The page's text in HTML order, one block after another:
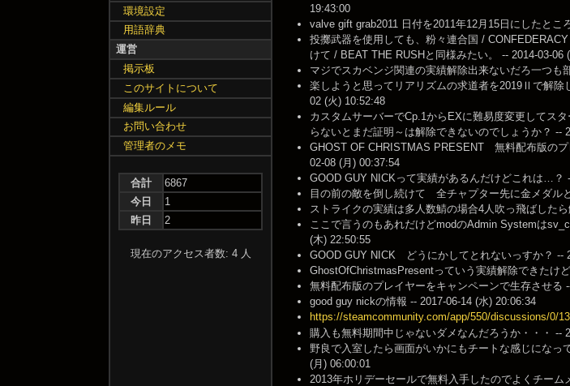
19:43:00
valve gift grab2011 日付を2011年12月15日にしたと
投擲武器を使用しても、粉々連合国 /
けて / BEAT THE RUSHと同様みたい。 -- 2014-03-06
マジでスカベンジ関連の実績解除出来ないだろ一つも
楽しようと思ってリアリズムの求道者を2019Ⅱで解
02 (火) 10:52:48
カスタムサーバーでCp.1からEXに難易度変更してス
らないとまだ証明～は解除できないのでしょうか？ --
GHOST OF CHRISTMAS PRESENT 無料配布版の
02-08 (月) 00:37:54
GOOD GUY NICKって実績があるんだけどこれは…？
目の前の敵を倒し続けて 全チャプター先に金メダル
ストライクの実績は多人数鯖の場合4人吹っ飛ばした
ここで言うのもあれだけどmodのAdmin Systemは
(木) 22:50:55
GOOD GUY NICK どうにかしてとれないっすか？ --
GhostOfChristmasPresentっていう実績解除できたけ
無料配布版のプレイヤーをキャンペーンで生存させる
good guy nickの情報 -- 2017-06-14 (水) 20:06:34
https://steamcommunity.com/app/550/discussions/0/
購入も無料期間中じゃないダメなんだろうか・・・ --
野良で入室したら画面がいかにもチートな感じにな
(月) 06:00:01
2013年ホリデーセールで無料入手したのでよくチー
環境設定
用語辞典
運営
掲示板
このサイトについて
編集ルール
お問い合わせ
管理者のメモ
合計
6867
今日
1
昨日
2
現在のアクセス者数: 4 人